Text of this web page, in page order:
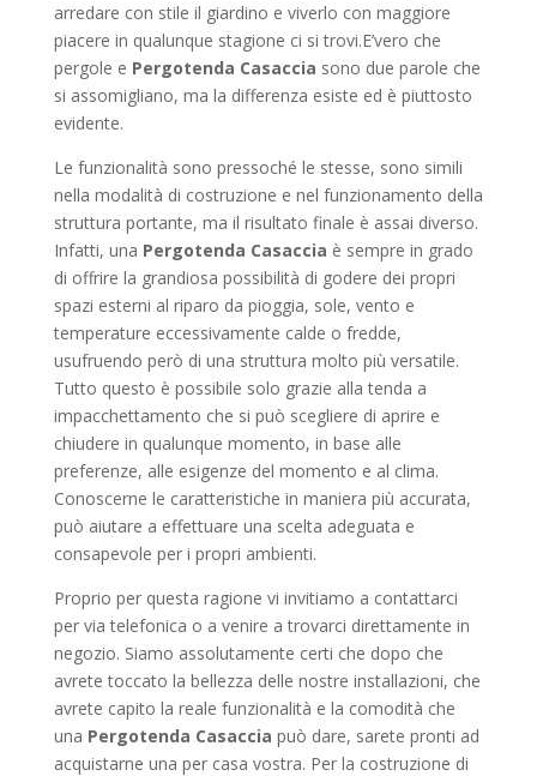
arredare con stile il giardino e viverlo con maggiore
piacere in qualunque stagione ci si trovi.E’vero che
pergole e Pergotenda Casaccia sono due parole che
si assomigliano, ma la differenza esiste ed è piuttosto
evidente.
Le funzionalità sono pressoché le stesse, sono simili
nella modalità di costruzione e nel funzionamento della
struttura portante, ma il risultato finale è assai diverso.
Infatti, una Pergotenda Casaccia è sempre in grado
di offrire la grandiosa possibilità di godere dei propri
spazi esterni al riparo da pioggia, sole, vento e
temperature eccessivamente calde o fredde,
usufruendo però di una struttura molto più versatile.
Tutto questo è possibile solo grazie alla tenda a
impacchettamento che si può scegliere di aprire e
chiudere in qualunque momento, in base alle
preferenze, alle esigenze del momento e al clima.
Conoscerne le caratteristiche in maniera più accurata,
può aiutare a effettuare una scelta adeguata e
consapevole per i propri ambienti.
Proprio per questa ragione vi invitiamo a contattarci
per via telefonica o a venire a trovarci direttamente in
negozio. Siamo assolutamente certi che dopo che
avrete toccato la bellezza delle nostre installazioni, che
avrete capito la reale funzionalità e la comodità che
una Pergotenda Casaccia può dare, sarete pronti ad
acquistarne una per casa vostra. Per la costruzione di